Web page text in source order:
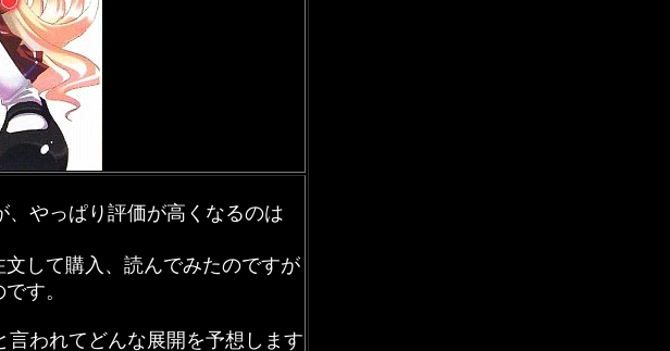
やっぱり評価が高くなるのは
して購入、読んでみたのですが
す。
われてどんな展開を予想します